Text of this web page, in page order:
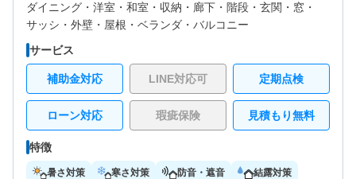
ダイニング・ 洋室・ 和室・ 収納・ 廊下・ 階段・ 玄関・ 窓・
サッシ・ 外壁・ 屋根・ ベランダ・バルコニー
サービス
補助金対応 LINE対応可 定期点検
ローン対応 瑕疵保険 見積もり無料
特徴
暑さ対策 寒さ対策 防音・遮音 結露対策